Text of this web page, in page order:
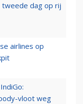
dag op rij
airlines op
vloot weg